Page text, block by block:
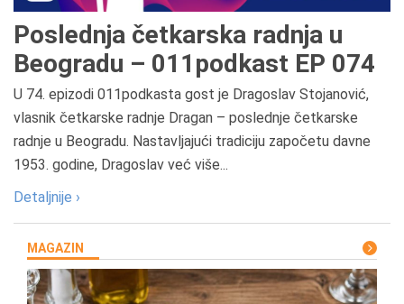
Poslednja četkarska radnja u
Beogradu – 011podkast EP 074
U 74. epizodi 011podkasta gost je Dragoslav Stojanović,
vlasnik četkarske radnje Dragan – poslednje četkarske
radnje u Beogradu. Nastavljajući tradiciju započetu davne
1953. godine, Dragoslav već više...
Detaljnije ›
MAGAZIN